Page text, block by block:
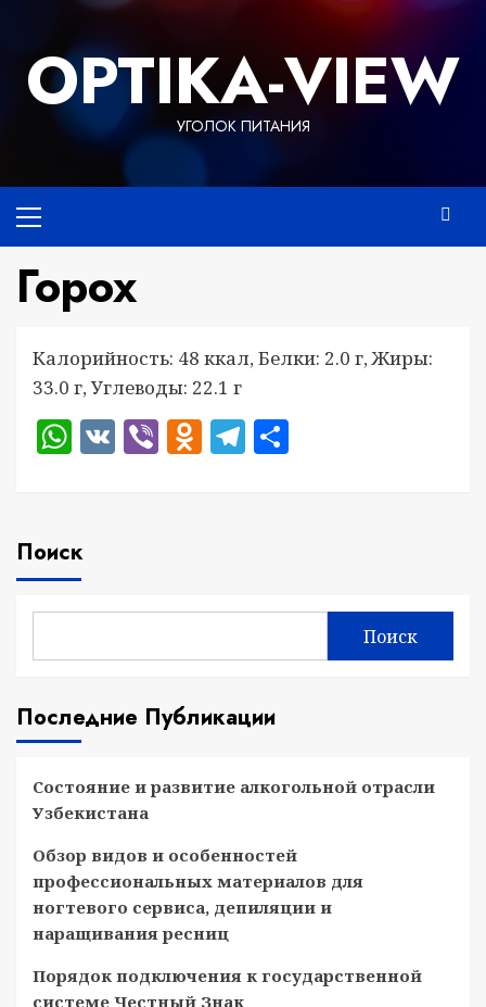
содержимому
OPTIKA-VIEW
УГОЛОК ПИТАНИЯ
меню
Горох
Калорийность: 48 ккал, Белки: 2.0 г, Жиры:
33.0 г, Углеводы: 22.1 г
WhatsApp
VKViberOdnoklassniki
Telegram
Поиск
Поиск
Последние Публикации
Состояние и развитие алкогольной отрасли
Узбекистана
Обзор видов и особенностей
профессиональных материалов для
ногтевого сервиса, депиляции и
наращивания ресниц
Порядок подключения к государственной
системе Честный Знак